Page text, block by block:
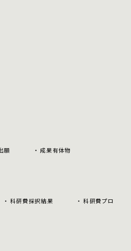
願 成果有体物
科研費採択結果
科研費プロ